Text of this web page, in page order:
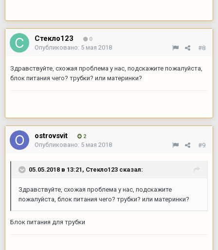
Стекло123 0
#8
Опубликовано: 5 мая 2018
Здравствуйте, схожая проблема у нас, подскажите пожалуйста,
блок питания чего? трубки? или материнки?
ostrovsvit 2
#9
Опубликовано: 5 мая 2018
05.05.2018 в 13:21, Стекло123 сказал:
Здравствуйте, схожая проблема у нас, подскажите
пожалуйста, блок питания чего? трубки? или материнки?
Блок питания для трубки